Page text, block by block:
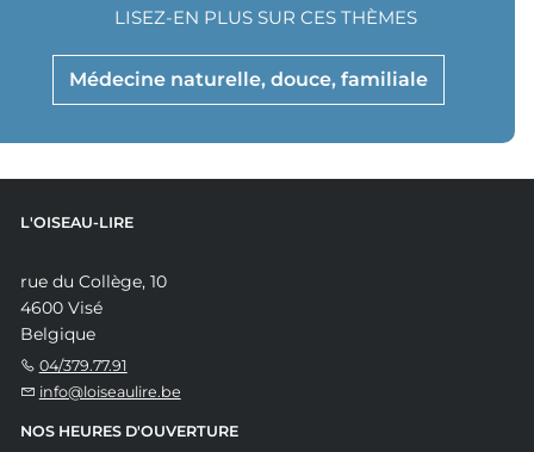
Médecine naturelle, douce, familiale
LISEZ-EN PLUS SUR CES THÈMES
L'OISEAU-LIRE
rue du Collège, 10
4600 Visé
Belgique
04/379.77.91
info@loiseaulire.be
NOS HEURES D'OUVERTURE